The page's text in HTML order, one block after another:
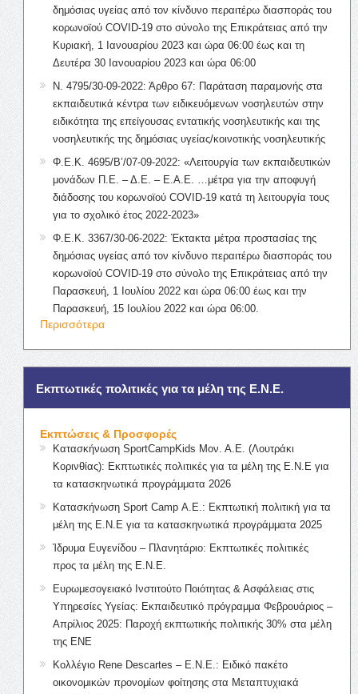
δημόσιας υγείας από τον κίνδυνο περαιτέρω διασποράς του
κορωνοϊού COVID-19 στο σύνολο της Επικράτειας από την
Κυριακή, 1 Ιανουαρίου 2023 και ώρα 06:00 έως και τη
Δευτέρα 30 Ιανουαρίου 2023 και ώρα 06:00
Ν. 4795/30-09-2022: Άρθρο 67: Παράταση παραμονής στα
εκπαιδευτικά κέντρα των ειδικευόμενων νοσηλευτών στην
ειδικότητα της επείγουσας εντατικής νοσηλευτικής και της
νοσηλευτικής της δημόσιας υγείας/κοινοτικής νοσηλευτικής
Φ.Ε.Κ. 4695/Β’/07-09-2022: «Λειτουργία των εκπαιδευτικών
μονάδων Π.Ε. – Δ.Ε. – Ε.Α.Ε. …μέτρα για την αποφυγή
διάδοσης του κορωνοϊού COVID-19 κατά τη λειτουργία τους
για το σχολικό έτος 2022-2023»
Φ.Ε.Κ. 3367/30-06-2022: Έκτακτα μέτρα προστασίας της
δημόσιας υγείας από τον κίνδυνο περαιτέρω διασποράς του
κορωνοϊού COVID-19 στο σύνολο της Επικράτειας από την
Παρασκευή, 1 Ιουλίου 2022 και ώρα 06:00 έως και την
Παρασκευή, 15 Ιουλίου 2022 και ώρα 06:00.
Περισσότερα
Εκπτωτικές πολιτικές για τα μέλη της Ε.Ν.Ε.
Εκπτώσεις & Προσφορές
Κατασκήνωση SportCampKids Μον. Α.Ε. (Λουτράκι
Κορινθίας): Εκπτωτικές πολιτικές για τα μέλη της Ε.Ν.Ε για
τα κατασκηνωτικά προγράμματα 2026
Κατασκήνωση Sport Camp Α.Ε.: Εκπτωτική πολιτική για τα
μέλη της Ε.Ν.Ε για τα κατασκηνωτικά προγράμματα 2025
Ίδρυμα Ευγενίδου – Πλανητάριο: Εκπτωτικές πολιτικές
προς τα μέλη της Ε.Ν.Ε.
Ευρωμεσογειακό Ινστιτούτο Ποιότητας & Ασφάλειας στις
Υπηρεσίες Υγείας: Εκπαιδευτικό πρόγραμμα Φεβρουάριος –
Απρίλιος 2025: Παροχή εκπτωτικής πολιτικής 30% στα μέλη
της ΕΝΕ
Κολλέγιο Rene Descartes – Ε.Ν.Ε.: Ειδικό πακέτο
οικονομικών προνομίων φοίτησης στα Μεταπτυχιακά